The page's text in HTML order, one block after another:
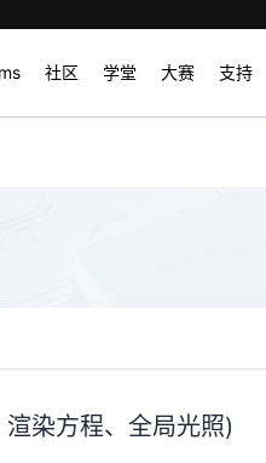
社区 学堂 大赛 支持
染方程、全局光照)